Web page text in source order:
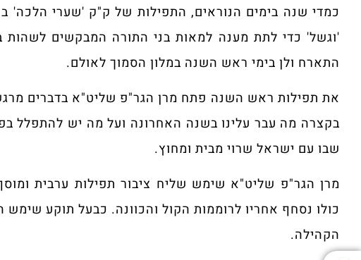
כמדי שנה בימים הנוראים, התפילות של ק"ק 'שערי הלכה'
'וגשל' כדי לתת מענה למאות בני התורה המבקשים
התארח ולן בימי ראש השנה במלון הסמוך לאולם.
את תפילות ראש השנה פתח מרן הגר"פ שליט"א בדברים
בקצרה מה עבר עלינו בשנה האחרונה ועל מה יש להתפלל
שבו עם ישראל שרוי מבית ומחוץ.
מרן הגר"פ שליט"א שימש שליח ציבור תפילות ערבית
כולו נסחף אחריו לרוממות הקול והכוונה. כבעל תוקע
הקהילה.